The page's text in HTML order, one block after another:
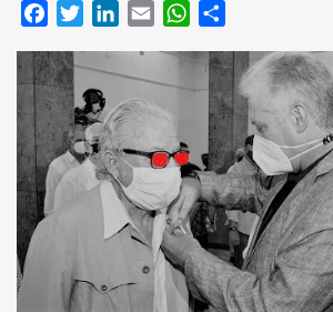
FacebookTwitterLinkedIn
Email WhatsApp